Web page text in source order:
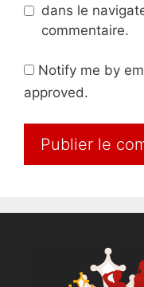
dans le
commentaire.
Notify me by
approved.